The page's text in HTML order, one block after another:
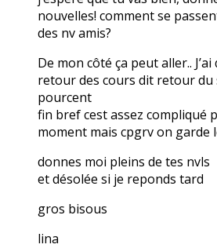
nouvelles! comment se
des nv amis?
De mon côté ça peut aller..
retour des cours dit retour du
pourcent
fin bref cest assez compliqué
moment mais cpgrv on garde
donnes moi pleins de tes nvls
et désolée si je reponds tard
gros bisous
lina